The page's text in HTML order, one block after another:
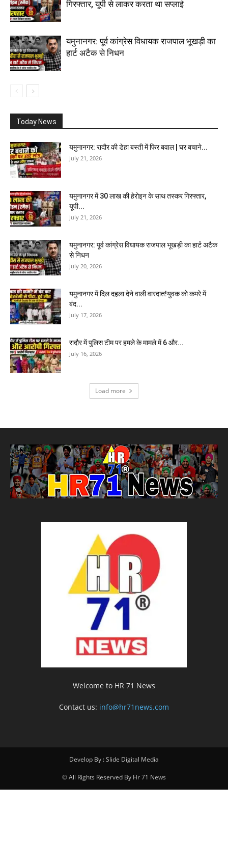
गिरफ्तार, यूपी से लाकर करता था सप्लाई
यमुनानगर: पूर्व कांग्रेस विधायक राजपाल भूखड़ी का
हार्ट अटैक से निधन
Today News
यमुनानगर: रादौर की डेहा बस्ती में फिर बवाल | घर बचाने...
July 21, 2026
यमुनानगर में 30 लाख की हेरोइन के साथ तस्कर गिरफ्तार,
यूपी...
July 21, 2026
यमुनानगर: पूर्व कांग्रेस विधायक राजपाल भूखड़ी का हार्ट अटैक
से निधन
July 20, 2026
यमुनानगर में दिल दहला देने वाली वारदात!युवक को कमरे में
बंद...
July 17, 2026
रादौर में पुलिस टीम पर हमले के मामले में 6 और...
July 16, 2026
Load more
Welcome to HR 71 News
Contact us: info@hr71news.com
Develop By : Slide Digital Media
© All Rights Reserved By Hr 71 News